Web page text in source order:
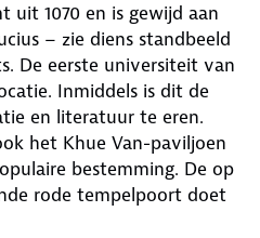
uit 1070 en is gewijd aan
– zie diens standbeeld
De eerste universiteit van
Inmiddels is dit de
en literatuur te eren.
het Khue Van-paviljoen
bestemming. De op
rode tempelpoort doet